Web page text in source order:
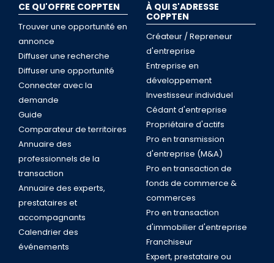
CE QU'OFFRE COPPTEN
Trouver une opportunité en
annonce
Diffuser une recherche
Diffuser une opportunité
Connecter avec la
demande
Guide
Comparateur de territoires
Annuaire des
professionnels de la
transaction
Annuaire des experts,
prestataires et
accompagnants
Calendrier des
événements
À QUI S'ADRESSE
COPPTEN
Créateur / Repreneur
d'entreprise
Entreprise en
développement
Investisseur individuel
Cédant d'entreprise
Propriétaire d'actifs
Pro en transmission
d'entreprise (M&A)
Pro en transaction de
fonds de commerce &
commerces
Pro en transaction
d'immobilier d'entreprise
Franchiseur
Expert, prestataire ou